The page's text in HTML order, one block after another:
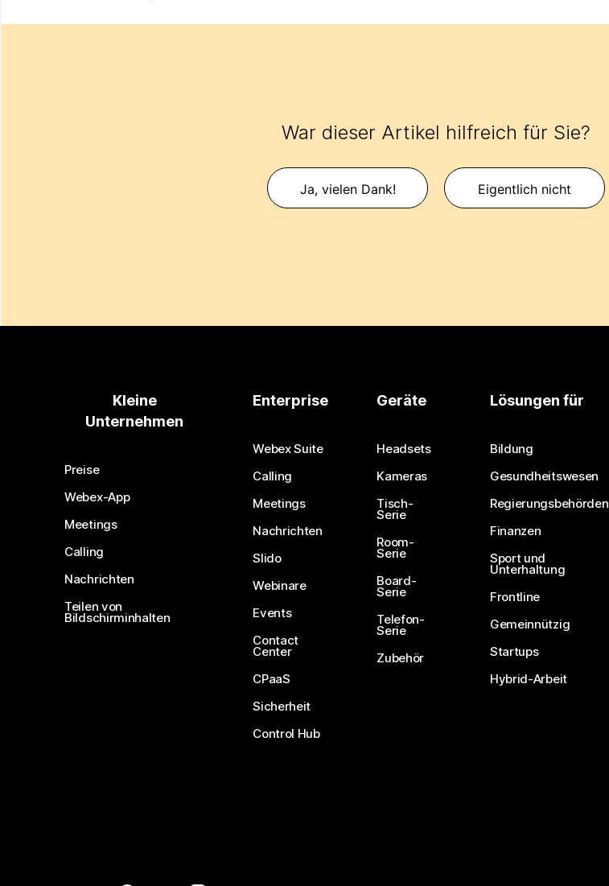
War dieser Artikel hilfreich für Sie?
Ja, vielen Dank! Eigentlich nicht
Kleine
Unternehmen
Preise
Webex-App
Meetings
Calling
Nachrichten
Teilen von
Bildschirminhalten
Enterprise
Webex Suite
Calling
Meetings
Nachrichten
Slido
Webinare
Events
Contact
Center
CPaaS
Sicherheit
Control Hub
Geräte
Headsets
Kameras
Tisch-
Serie
Room-
Serie
Board-
Serie
Telefon-
Serie
Zubehör
Lösungen für
Bildung
Gesundheitswesen
Regierungsbehörden
Finanzen
Sport und
Unterhaltung
Frontline
Gemeinnützig
Startups
Hybrid-Arbeit